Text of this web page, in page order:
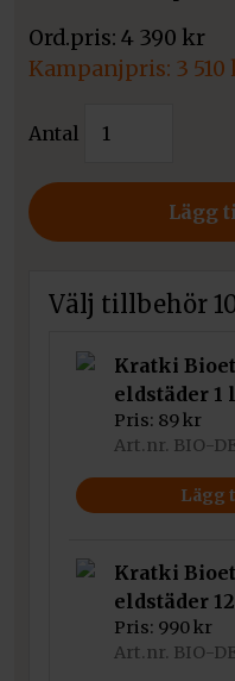
4 390 kr
Det
priset
4
390 kr.
3 510
nuvarande
är:
3
Antal
Etanolkamin
Lägg
Välj tillbehör
Kratki
eldstäder 1
Pris: 89kr
Art.nr. BIO-
Lägg
Kratki
eldstäder
Pris: 990kr
Art.nr. BIO-